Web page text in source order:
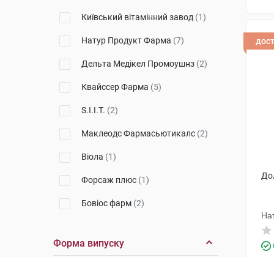
Київський вітамінний завод (1)
Натур Продукт Фарма (7)
Дельта Медікел Промоушнз (2)
Квайссер Фарма (5)
S.I.I.T. (2)
Маклеодс Фармасьютикалс (2)
Віола (1)
Форсаж плюс (1)
Бовіос фарм (2)
Юва Санте Інтернешинал
Форма випуску